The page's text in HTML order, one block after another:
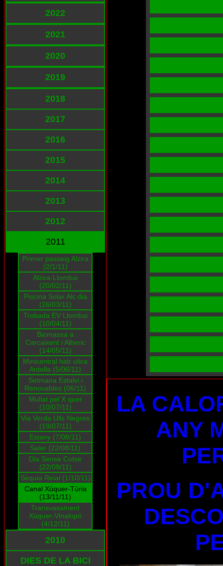
2022
2021
2020
2019
2018
2017
2016
2015
2014
2013
2012
2011
Primer passeig Alzira
(2/1/11)
Alzira-Llombai
(20/02/11)
Piscina Solar Alc dia
(26/03/11)
Trobada EV Llombai
(10/04/11)
Biomassa a
Carcaixent i Alberic
(14/05/11)
Minicentral hidr ulica
Antella (5/06/11)
Setmana Estalvi i
Renovables (06/11)
Mullat pel X quer
(10/07/11)
Via Verda Ulls Negres
(19/07/11)
Estany (7/08/11)
Saler (22/08/11)
Dia Sense Cotxe
(22/09/11)
Sèquia Reial (1/10/11)
Canal Xúquer-Túria
(13/11/11)
Transvasament
Xúquer-Vinalopó
(4/12/11)
2010
DIES DE LA BICI
LA
ANY
PROU